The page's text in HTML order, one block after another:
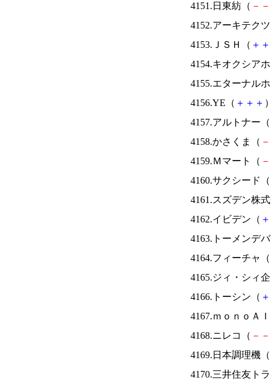
4151.日東紡（ － －
4152.アーキテク
4153.ＪＳＨ（ ＋ ＋
4154.キオクシア
4155.エターナル
4156.YE（ ＋ ＋ ＋
4157.アルトナー（
4158.かさくま（ －
4159.Ｍマート（ －
4160.サクシード（
4161.スズデン株
4162.イビデン（ ＋
4163.トーメンデ
4164.フィーチャ（
4165.ジィ・シィ
4166.トーシン（ ＋
4167.ｍｏｎｏＡ
4168.ニレコ（ － －
4169.日本調理機（
4170.三井住友ト